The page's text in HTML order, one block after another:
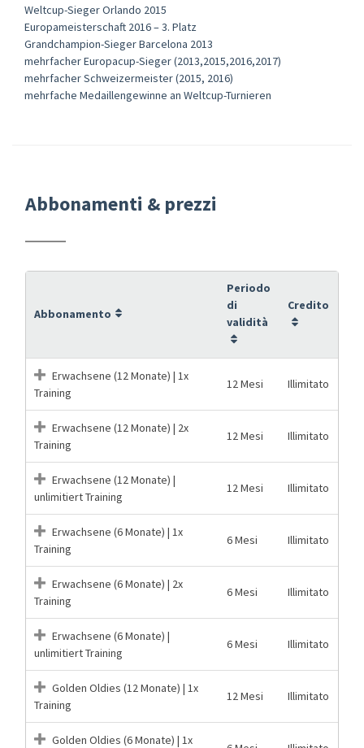
Weltcup-Sieger Orlando 2015
Europameisterschaft 2016 – 3. Platz
Grandchampion-Sieger Barcelona 2013
mehrfacher Europacup-Sieger (2013,2015,2016,2017)
mehrfacher Schweizermeister (2015, 2016)
mehrfache Medaillengewinne an Weltcup-Turnieren
Abbonamenti & prezzi
Abbonamento
Periodo
di
validità
Credito
Erwachsene (12 Monate) | 1x
Training
12 Mesi Illimitato
Erwachsene (12 Monate) | 2x
Training
12 Mesi Illimitato
Erwachsene (12 Monate) |
unlimitiert Training
12 Mesi Illimitato
Erwachsene (6 Monate) | 1x
Training
6 Mesi Illimitato
Erwachsene (6 Monate) | 2x
Training
6 Mesi Illimitato
Erwachsene (6 Monate) |
unlimitiert Training
6 Mesi Illimitato
Golden Oldies (12 Monate) | 1x
Training
12 Mesi Illimitato
Golden Oldies (6 Monate) | 1x